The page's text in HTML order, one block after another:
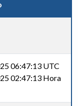
06:47:13 UTC
02:47:13 Hora